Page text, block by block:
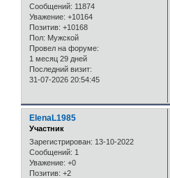
Сообщений: 11874
Уважение: +10164
Позитив: +10168
Пол: Мужской
Провел на форуме:
1 месяц 29 дней
Последний визит:
31-07-2026 20:54:45
ElenaL1985
Участник
Зарегистрирован: 13-10-2022
Сообщений: 1
Уважение: +0
Позитив: +2